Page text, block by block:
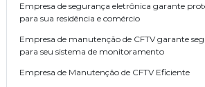
Empresa de segurança eletrônica garante
para sua residência e comércio
Empresa de manutenção de CFTV garante
para seu sistema de monitoramento
Empresa de Manutenção de CFTV Eficiente